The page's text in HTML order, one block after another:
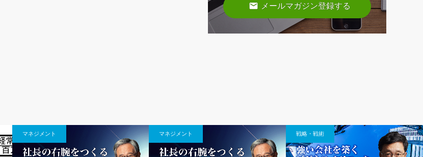
email メールマガジン登録する
マネジメント マネジメント 戦略・戦術